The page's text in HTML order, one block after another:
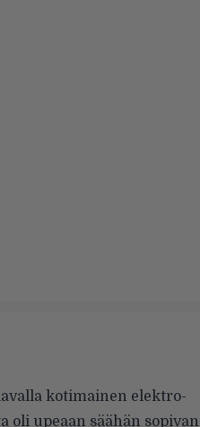
kotimainen elektro-
oli upeaan säähän sopivan